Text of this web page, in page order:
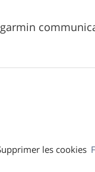
les cookies